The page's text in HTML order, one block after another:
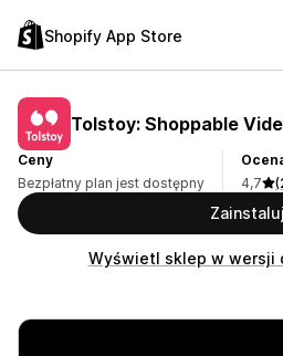
Shopify App Store
Tolstoy: Shoppable
Ceny
Bezpłatny plan jest dostępny
4,7
Zainstaluj
Wyświetl sklep w wersji